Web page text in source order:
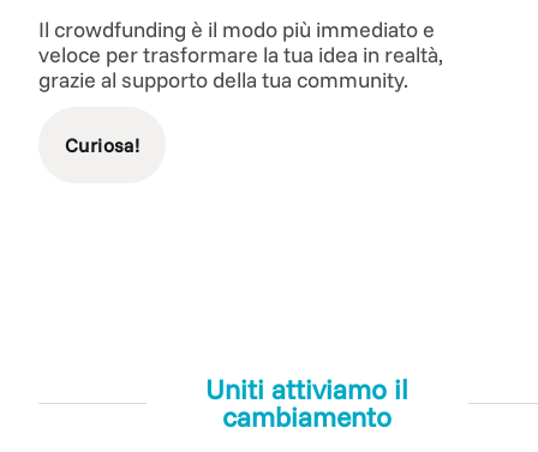
Il crowdfunding è il modo più immediato e
veloce per trasformare la tua idea in realtà,
grazie al supporto della tua community.
Curiosa!
Uniti attiviamo il
cambiamento